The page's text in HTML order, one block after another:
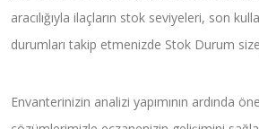
aracılığıyla ilaçların stok seviyeleri, son
durumları takip etmenizde Stok Durum
Envanterinizin analizi yapımının ardında